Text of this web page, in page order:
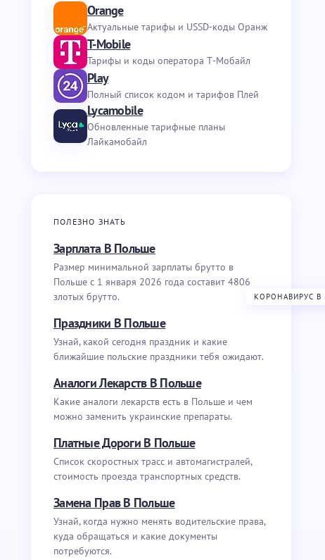
КОРОНАВИРУС
Orange
Актуальные тарифы и USSD-коды Оранж
T-Mobile
Тарифы и коды оператора Т-Мобайл
Play
Полный список кодом и тарифов Плей
Lycamobile
Обновленные тарифные планы
Лайкамобайл
ПОЛЕЗНО ЗНАТЬ
Зарплата В Польше
Размер минимальной зарплаты брутто в
Польше с 1 января 2026 года составит 4806
злотых брутто.
Праздники В Польше
Узнай, какой сегодня праздник и какие
ближайшие польские праздники тебя ожидают.
Аналоги Лекарств В Польше
Какие аналоги лекарств есть в Польше и чем
можно заменить украинские препараты.
Платные Дороги В Польше
Список скоростных трасс и автомагистралей,
стоимость проезда транспортных средств.
Замена Прав В Польше
Узнай, когда нужно менять водительские права,
куда обращаться и какие документы
потребуются.